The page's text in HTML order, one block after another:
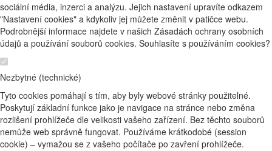
sociální média, inzerci a analýzu. Jejich nastavení upravíte odkazem
"Nastavení cookies" a kdykoliv jej můžete změnit v patičce webu.
Podrobnější informace najdete v našich Zásadách ochrany osobních
údajů a používání souborů cookies. Souhlasíte s používáním cookies?
Nezbytné (technické)
Tyto cookies pomáhají s tím, aby byly webové stránky použitelné.
Poskytují základní funkce jako je navigace na stránce nebo změna
rozlišení prohlížeče dle velikosti vašeho zařízení. Bez těchto souborů
nemůže web správně fungovat. Používáme krátkodobé (session
cookie) – vymažou se z vašeho počítače po zavření prohlížeče.